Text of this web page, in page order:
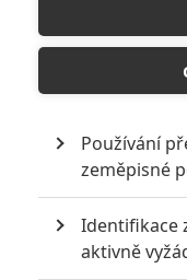
Používání
zeměpisné
Identifikace
aktivně